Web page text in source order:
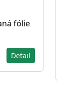
fólie
Detail